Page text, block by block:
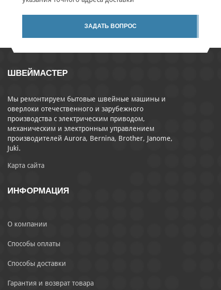
ЗАДАТЬ ВОПРОС
ШВЕЙМАСТЕР
Мы ремонтируем бытовые швейные машины и
оверлоки отечественного и зарубежного
производства с электрическим приводом,
механическим и электронным управлением
производителей Aurora, Bernina, Brother, Janome,
Juki.
Карта сайта
ИНФОРМАЦИЯ
О компании
Способы оплаты
Способы доставки
Гарантия и возврат товара